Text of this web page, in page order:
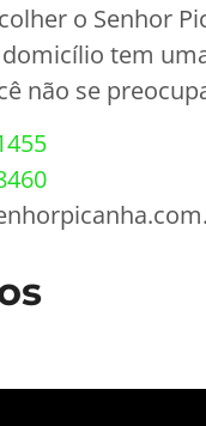
o Senhor
tem
não se